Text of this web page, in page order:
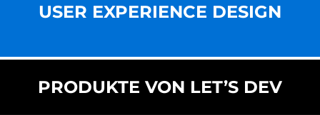
USER EXPERIENCE DESIGN
PRODUKTE VON LET’S DEV